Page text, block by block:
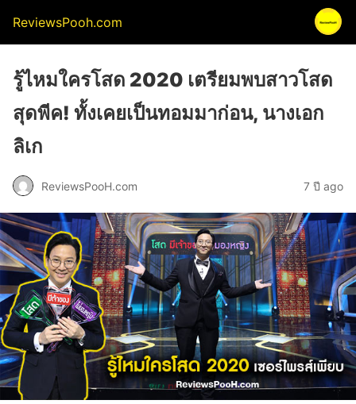
ReviewsPooh.com
รู้ไหมใครโสด 2020 เตรียมพบสาวโสด
สุดพีค! ทั้งเคยเป็นทอมมาก่อน, นางเอก
ลิเก
ReviewsPooH.com 7 ปี ago